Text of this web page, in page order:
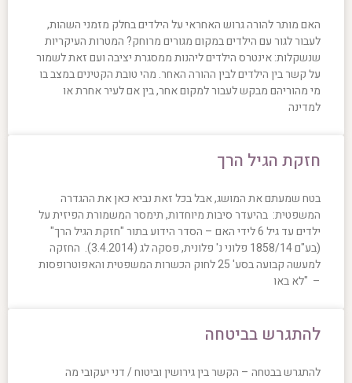
האם מותר להורה גרוש האחראי על הילדים בחלק מזמני השהות,
לעבור לגור עם הילדים במקום מגורים מרוחק? המטרות העיקריות
שנשקלות: אינטרס הילדים ליהנות ממסגרת יציבה ועם זאת לשמור
על קשר בין הילדים לבין ההורה האחר. מהי טובת הקטינים במצב בו
מי מהוריהם מבקש לעבור למקום אחר, בין אם לעיר אחרת או
למדינה
חזקת הגיל הרך
בטח שמעתם את המושג, אבל בכל זאת נביא כאן את ההגדרה
המשפטית: בהיעדר סיבות מיוחדות, תימסר המשמורת הפיזית על
ילדים עד גיל 6 לידי האם – הסדר הידוע בתור "חזקת הגיל הרך"
(בע"ם 1858/14 פלוני נ' פלונית, פסקה לג (3.4.2014). החזקה
למעשה קבועה בסע' 25 לחוק הכשרות המשפטית והאפוטרופסות
– "לא באו
להתגרש בביטחה
להתגרש בבטחה – הקשר בין גירושין וביטוח / דני יעקובי מה